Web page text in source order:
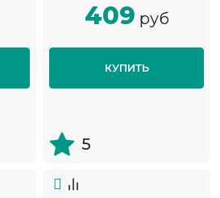
409 руб
КУПИТЬ
5